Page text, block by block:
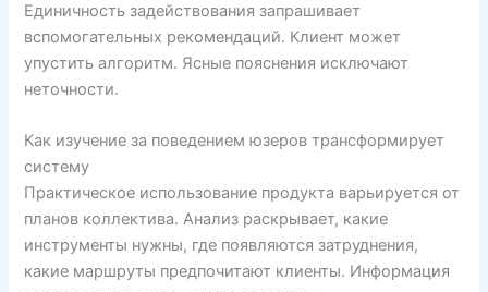
Единичность задействования запрашивает
вспомогательных рекомендаций. Клиент может
упустить алгоритм. Ясные пояснения исключают
неточности.
Как изучение за поведением юзеров трансформирует
систему
Практическое использование продукта варьируется от
планов коллектива. Анализ раскрывает, какие
инструменты нужны, где появляются затруднения,
какие маршруты предпочитают клиенты. Информация